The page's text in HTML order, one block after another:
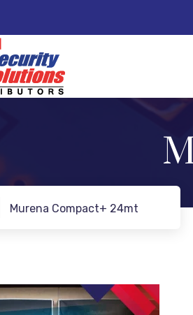
Murena Compact+ 24mt